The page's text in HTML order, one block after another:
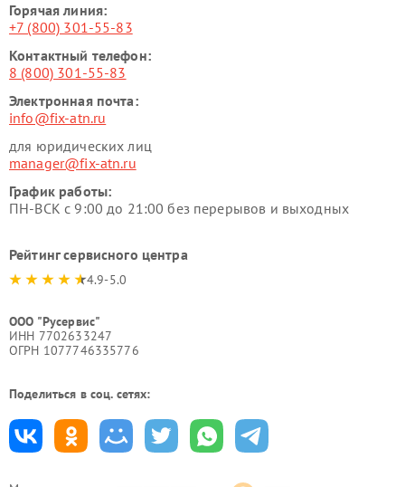
Горячая линия:
+7 (800) 301-55-83
Контактный телефон:
8 (800) 301-55-83
Электронная почта:
info@fix-atn.ru
для юридических лиц
manager@fix-atn.ru
График работы:
ПН-ВСК с 9:00 до 21:00 без перерывов и выходных
Рейтинг сервисного центра
4.9-5.0
ООО "Русервис"
ИНН 7702633247
ОГРН 1077746335776
Поделиться в соц. сетях: